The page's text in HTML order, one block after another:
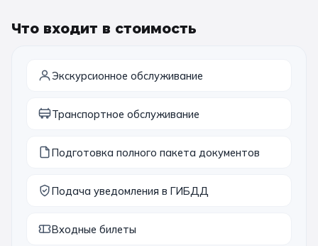
📚 ПО ПРЕДМЕТАМ
География
🏛️ МУЗЕИ
Все музеи Музей космонавтики
Дарвиновский музей Ещё 6
📍 ПО ГОРОДАМ
Что входит в стоимость
Экскурсионное обслуживание
Транспортное обслуживание
Подготовка полного пакета документов
Подача уведомления в ГИБДД
Входные билеты